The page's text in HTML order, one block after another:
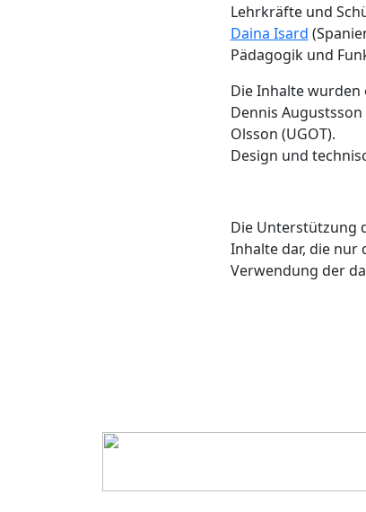
Lehrkräfte und
Daina Isard
Pädagogik und
Die Inhalte wurden
Dennis Augustsson
Olsson (UGOT).
Design und
Die Unterstützung
Inhalte dar, die nur
Verwendung der